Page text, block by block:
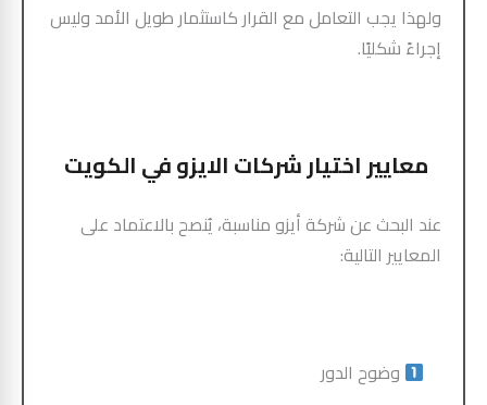
ولهذا يجب التعامل مع القرار كاستثمار طويل الأمد وليس
إجراءً شكليًا.
معايير اختيار شركات الايزو في الكويت
عند البحث عن شركة أيزو مناسبة، يُنصح بالاعتماد على
المعايير التالية:
وضوح الدور